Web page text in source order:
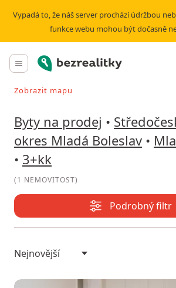
Vypadá to, že náš server prochází údržbou
funkce webu mohou být dočasně
Hlavní menu
Bezrealitky
Vyhledávat při pohybu v
Zobrazit mapu
Byty na prodej •
okres Mladá Boleslav •
• 3+kk
(1 NEMOVITOST)
Podrobný filtr